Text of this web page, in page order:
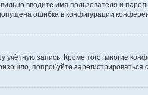
вводите имя пользователя и
ошибка в конфигурации
запись. Кроме того, многие
попробуйте зарегистрироваться